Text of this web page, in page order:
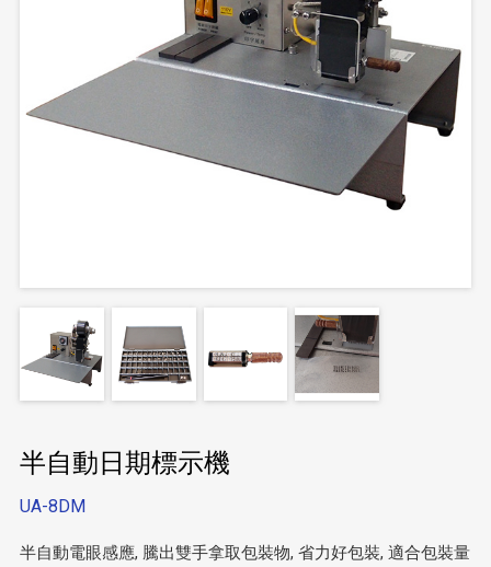
半自動日期標示機
UA-8DM
半自動電眼感應, 騰出雙手拿取包裝物, 省力好包裝, 適合包裝量